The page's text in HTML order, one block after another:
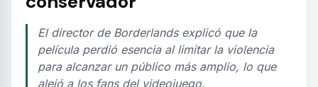
El director de Borderlands explicó que la
película perdió esencia al limitar la violencia
para alcanzar un público más amplio, lo que
alejó a los fans del videojuego.